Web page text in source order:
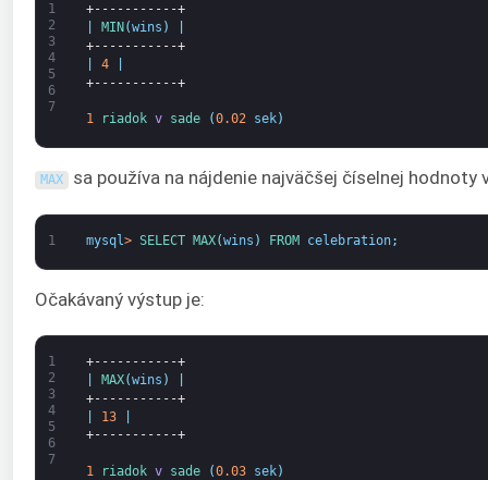
1
2
3
4
5
6
7
+-----------+
MIN (wins )
+-----------+
4
+-----------+
1 riadok v sade (0.02 sek)
MAX sa používa na nájdenie najväčšej číselnej hodnoty
1 mysql > SELECT MAX(wins ) FROM celebration;
Očakávaný výstup je:
1
2
3
4
5
6
7
+-----------+
MAX(wins )
+-----------+
13
+-----------+
1 riadok v sade (0.03 sek)